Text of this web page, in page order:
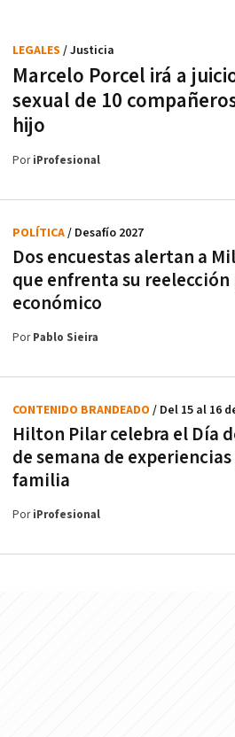
Marcelo Porcel irá a
sexual de 10
hijo
LEGALES / Justicia
PoriProfesional
Dos encuestas alertan a
que enfrenta su
económico
POLÍTICA/ Desafío 2027
PorPablo Sieira
Hilton Pilar celebra el Día
de semana de
familia
CONTENIDO BRANDEADO / Del 15 al 16
PoriProfesional